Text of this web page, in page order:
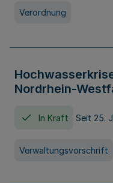
Verordnung
Nordrhein-
In Kraft Seit 25.
Verwaltungsvorschrift